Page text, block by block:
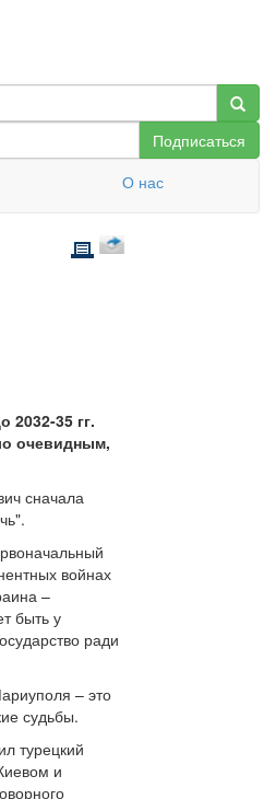
Подписаться
О нас
2032-35 гг.
очевидным,
сначала
войнах
–
быть у
ради
– это
судьбы.
турецкий
и